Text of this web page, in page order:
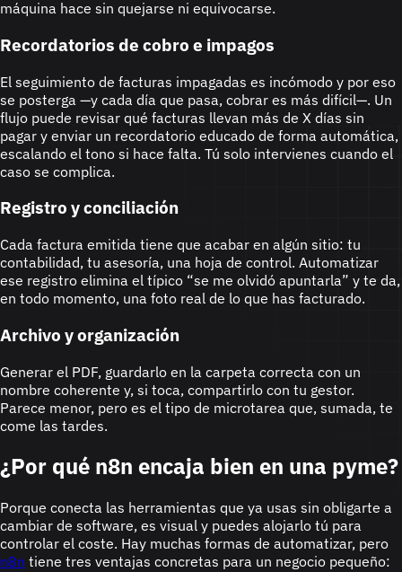
máquina hace sin quejarse ni equivocarse.
Recordatorios de cobro e impagos
El seguimiento de facturas impagadas es incómodo y por eso
se posterga —y cada día que pasa, cobrar es más difícil—. Un
flujo puede revisar qué facturas llevan más de X días sin
pagar y enviar un recordatorio educado de forma automática,
escalando el tono si hace falta. Tú solo intervienes cuando el
caso se complica.
Registro y conciliación
Cada factura emitida tiene que acabar en algún sitio: tu
contabilidad, tu asesoría, una hoja de control. Automatizar
ese registro elimina el típico “se me olvidó apuntarla” y te da,
en todo momento, una foto real de lo que has facturado.
Archivo y organización
Generar el PDF, guardarlo en la carpeta correcta con un
nombre coherente y, si toca, compartirlo con tu gestor.
Parece menor, pero es el tipo de microtarea que, sumada, te
come las tardes.
¿Por qué n8n encaja bien en una pyme?
Porque conecta las herramientas que ya usas sin obligarte a
cambiar de software, es visual y puedes alojarlo tú para
controlar el coste. Hay muchas formas de automatizar, pero
n8n tiene tres ventajas concretas para un negocio pequeño: